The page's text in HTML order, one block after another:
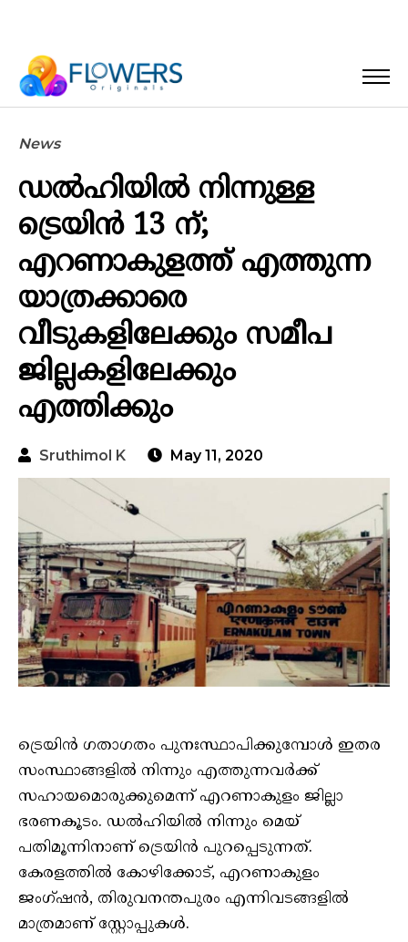
News
ഡല്‍ഹിയില്‍ നിന്നുള്ള
ട്രെയിന്‍ 13 ന്;
എറണാകുളത്ത് എത്തുന്ന
യാത്രക്കാരെ
വീടുകളിലേക്കും സമീപ
ജില്ലകളിലേക്കും
എത്തിക്കും
Sruthimol K May 11, 2020
ട്രെയിൻ ഗതാഗതം പുനഃസ്ഥാപിക്കുമ്പോൾ ഇതര
സംസ്ഥാങ്ങളിൽ നിന്നും എത്തുന്നവർക്ക്
സഹായമൊരുക്കുമെന്ന് എറണാകുളം ജില്ലാ
ഭരണകൂടം. ഡൽഹിയിൽ നിന്നും മെയ്
പതിമൂന്നിനാണ് ട്രെയിൻ പുറപ്പെടുന്നത്.
കേരളത്തിൽ കോഴിക്കോട്, എറണാകുളം
ജംഗ്ഷന്‍, തിരുവനന്തപുരം എന്നിവടങ്ങളിൽ
മാത്രമാണ് സ്റ്റോപ്പുകൾ.